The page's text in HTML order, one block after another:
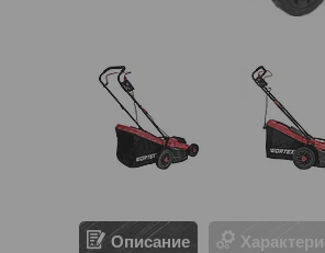
Описание